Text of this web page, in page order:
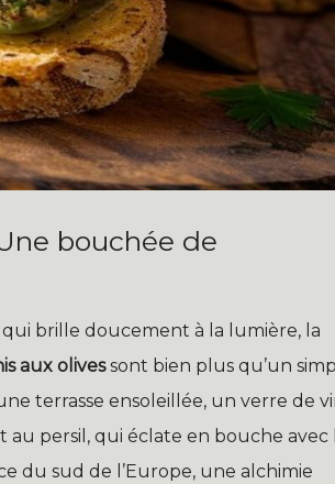
bouchée de
qui brille doucement à la lumière, la
aux olivessont bien plus qu’un
terrasse ensoleillée, un verre de
au persil, qui éclate en bouche avec
du sud de l’Europe, une alchimie